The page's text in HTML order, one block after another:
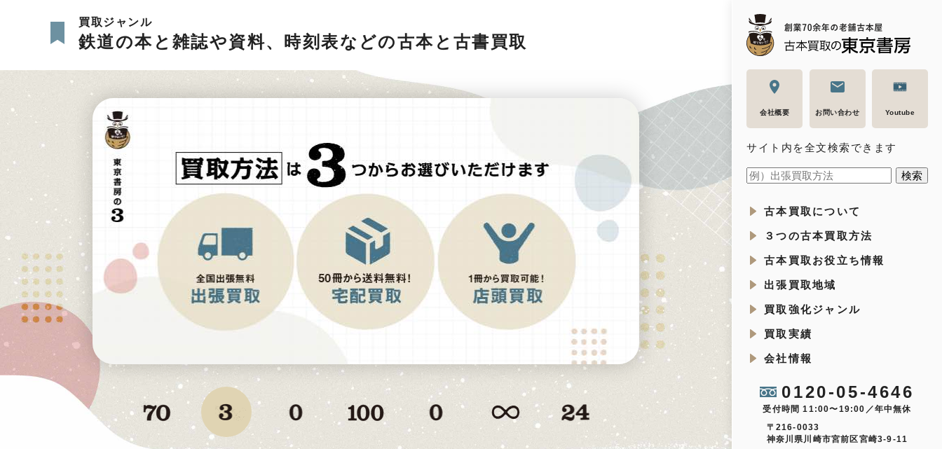
会社概要 お問い合わせ Youtube
サイト内を全文検索できます
古本買取について
３つの古本買取方法
古本買取お役立ち情報
出張買取地域
買取強化ジャンル
買取実績
会社情報
0120-05-4646
受付時間 11:00〜19:00／年中無休
〒216-0033
神奈川県川崎市宮前区宮崎3-9-11
買取ジャンル
鉄道の本と雑誌や資料、時刻表などの古本と古書買取